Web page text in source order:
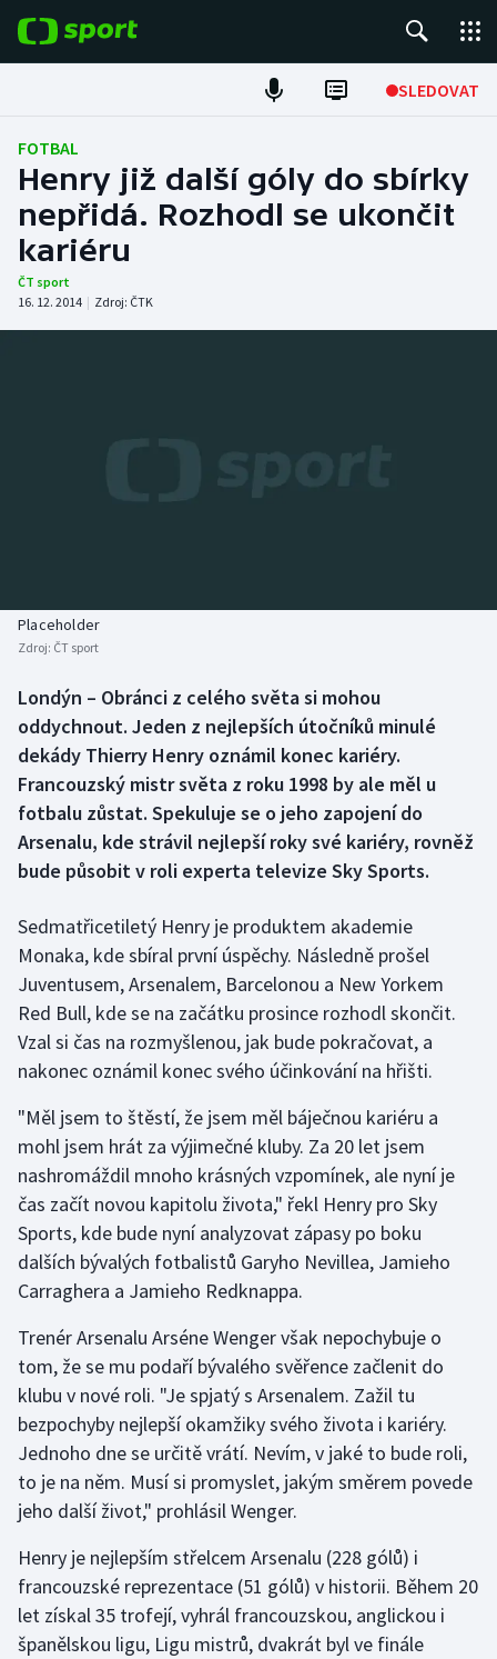
SLEDOVAT
Fotbal
Hokej
Tenis
Atletika
Biatlon
Box
Curling
Dostihy
Florbal
Futsal
Golf
Gymnastika
Jezdectví
Judo
Krasobruslení
Lyže a snowboard
Moderní pětiboj
Motorsport
Olympijské hry
Parasport
Plavání
Aplikace ČT sport
FOTBAL
Henry již další góly do sbírky
nepřidá. Rozhodl se ukončit
kariéru
ČT sport
16. 12. 2014 | Zdroj: ČTK
Placeholder
Zdroj: ČT sport
Londýn – Obránci z celého světa si mohou
oddychnout. Jeden z nejlepších útočníků minulé
dekády Thierry Henry oznámil konec kariéry.
Francouzský mistr světa z roku 1998 by ale měl u
fotbalu zůstat. Spekuluje se o jeho zapojení do
Arsenalu, kde strávil nejlepší roky své kariéry, rovněž
bude působit v roli experta televize Sky Sports.
Sedmatřicetiletý Henry je produktem akademie
Monaka, kde sbíral první úspěchy. Následně prošel
Juventusem, Arsenalem, Barcelonou a New Yorkem
Red Bull, kde se na začátku prosince rozhodl skončit.
Vzal si čas na rozmyšlenou, jak bude pokračovat, a
nakonec oznámil konec svého účinkování na hřišti.
"Měl jsem to štěstí, že jsem měl báječnou kariéru a
mohl jsem hrát za výjimečné kluby. Za 20 let jsem
nashromáždil mnoho krásných vzpomínek, ale nyní je
čas začít novou kapitolu života," řekl Henry pro Sky
Sports, kde bude nyní analyzovat zápasy po boku
dalších bývalých fotbalistů Garyho Nevillea, Jamieho
Carraghera a Jamieho Redknappa.
Trenér Arsenalu Arséne Wenger však nepochybuje o
tom, že se mu podaří bývalého svěřence začlenit do
klubu v nové roli. "Je spjatý s Arsenalem. Zažil tu
bezpochyby nejlepší okamžiky svého života i kariéry.
Jednoho dne se určitě vrátí. Nevím, v jaké to bude roli,
to je na něm. Musí si promyslet, jakým směrem povede
jeho další život," prohlásil Wenger.
Henry je nejlepším střelcem Arsenalu (228 gólů) i
francouzské reprezentace (51 gólů) v historii. Během 20
let získal 35 trofejí, vyhrál francouzskou, anglickou i
španělskou ligu, Ligu mistrů, dvakrát byl ve finále